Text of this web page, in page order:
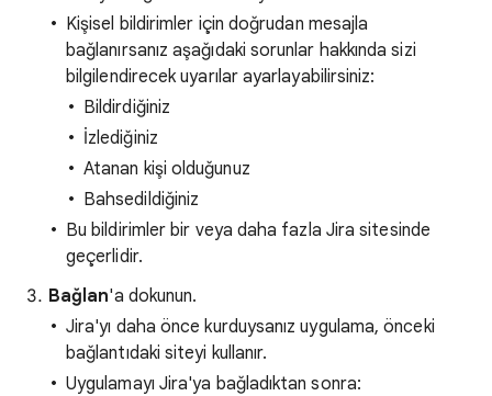
Kişisel bildirimler için doğrudan mesajla
bağlanırsanız aşağıdaki sorunlar hakkında sizi
bilgilendirecek uyarılar ayarlayabilirsiniz:
Bildirdiğiniz
İzlediğiniz
Atanan kişi olduğunuz
Bahsedildiğiniz
Bu bildirimler bir veya daha fazla Jira sitesinde
geçerlidir.
Bağlan'a dokunun.
Jira'yı daha önce kurduysanız uygulama, önceki
bağlantıdaki siteyi kullanır.
Uygulamayı Jira'ya bağladıktan sonra: